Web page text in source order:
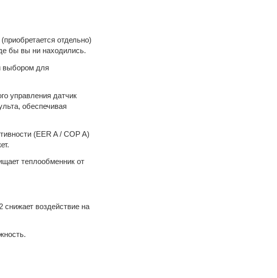
отдельно)
бы вы ни находились.
выбором для
управления датчик
обеспечивая
(EER A / COP A)
теплообменник от
снижает воздействие на